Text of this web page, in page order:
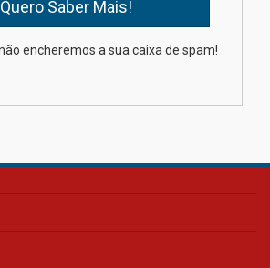
na educação dos filhos além da
encheremos a sua caixa de spam!